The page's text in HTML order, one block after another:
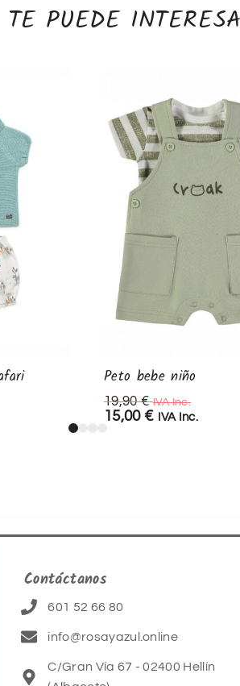
PUEDE
Peto bebe niño
19,90€ IVA Inc.
15,00 € IVA Inc.
Contáctanos
601 52 66 80
info@rosayazul.online
C/Gran Vía 67 - 02400 Hellín